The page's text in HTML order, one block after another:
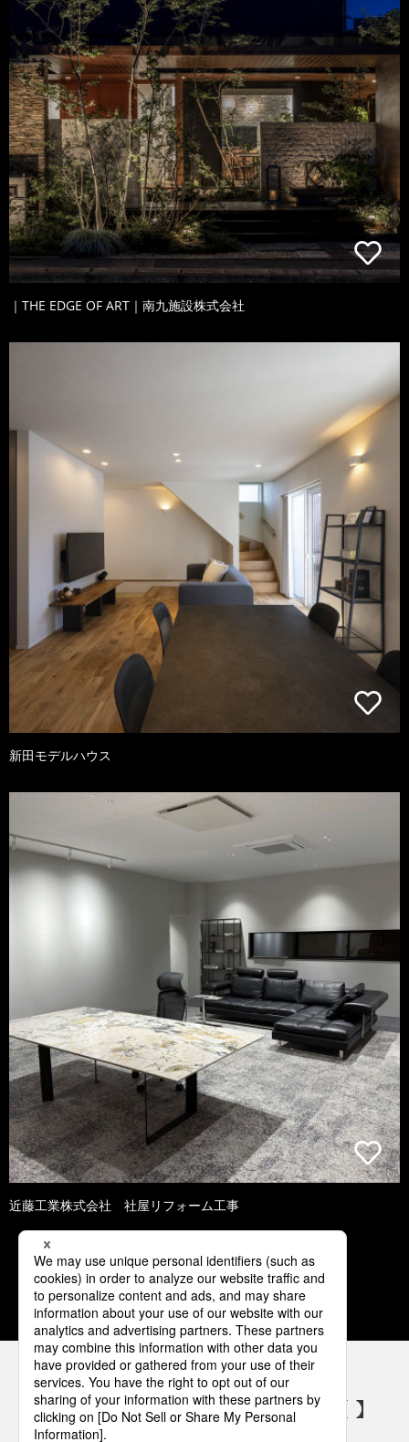
｜THE EDGE OF ART｜南九施設株式会社
新田モデルハウス
近藤工業株式会社 社屋リフォーム工事
1 2 3 4 5
パナソニックの電気設備 SNSアカウント